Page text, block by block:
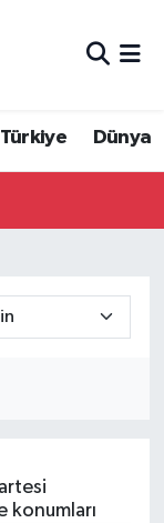
Türkiye Dünya